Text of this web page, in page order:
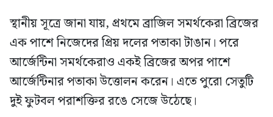
স্থানীয় সূত্রে জানা যায়, প্রথমে ব্রাজিল সমর্থকেরা ব্রিজের
এক পাশে নিজেদের প্রিয় দলের পতাকা টাঙান। পরে
আর্জেন্টিনা সমর্থকেরাও একই ব্রিজের অপর পাশে
আর্জেন্টিনার পতাকা উত্তোলন করেন। এতে পুরো সেতুটি
দুই ফুটবল পরাশক্তির রঙে সেজে উঠেছে।